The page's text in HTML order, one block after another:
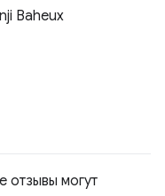
Baheux
отзывы могут